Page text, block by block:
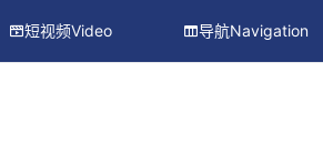
短视频Video 导航Navigation